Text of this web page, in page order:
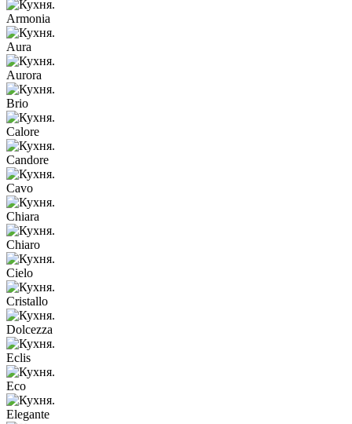
Armonia
Aura
Aurora
Brio
Calore
Candore
Cavo
Chiara
Chiaro
Cielo
Cristallo
Dolcezza
Eclis
Eco
Elegante